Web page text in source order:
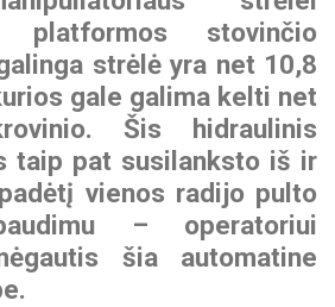
žemės
stovinčio
strėlė yra net 10,8
gale galima kelti net
Šis hidraulinis
taip pat susilanksto iš ir
vienos radijo pulto
– operatoriui
šia automatine